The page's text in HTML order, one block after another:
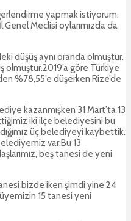
yapmak istiyorum.
Genel Meclisi oylarımızda da
düşüş aynı oranda olmuştur.
olmuştur.2019’a göre Türkiye
%78,55’e düşerken Rize’de
kazanmışken 31 Mart’ta 13
iki ilçe belediyesini bu
üç belediyeyi kaybettik.
var.Bu 13
beş tanesi de yeni
bizde iken şimdi yine 24
15 tanesi yeni